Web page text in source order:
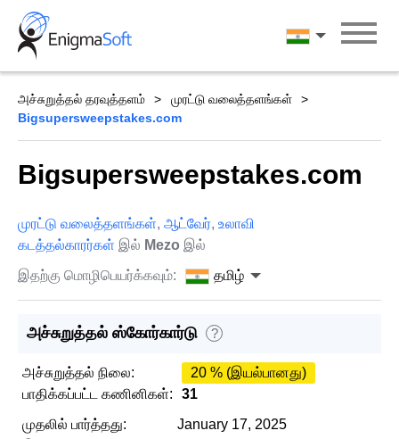
Skip
content
தமிழ்
அச்சுறுத்தல் தரவுத்தளம்
முரட்டு வலைத்தளங்கள்
Bigsupersweepstakes.com
Bigsupersweepstakes.com
முரட்டு வலைத்தளங்கள், ஆட்வேர், உலாவி
கடத்தல்காரர்கள் இல் Mezo இல்
இதற்கு மொழிபெயர்க்கவும்:
தமிழ்
அச்சுறுத்தல் ஸ்கோர்கார்டு ?
அச்சுறுத்தல் நிலை:
20 % (இயல்பானது)
பாதிக்கப்பட்ட கணினிகள்:
31
முதலில் பார்த்தது:
January 17, 2025